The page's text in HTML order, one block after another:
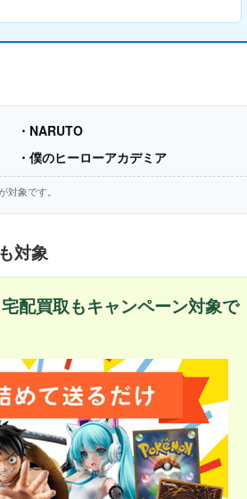
・NARUTO
・僕のヒーローアカデミア
象です。
対象
配買取もキャンペーン対象で